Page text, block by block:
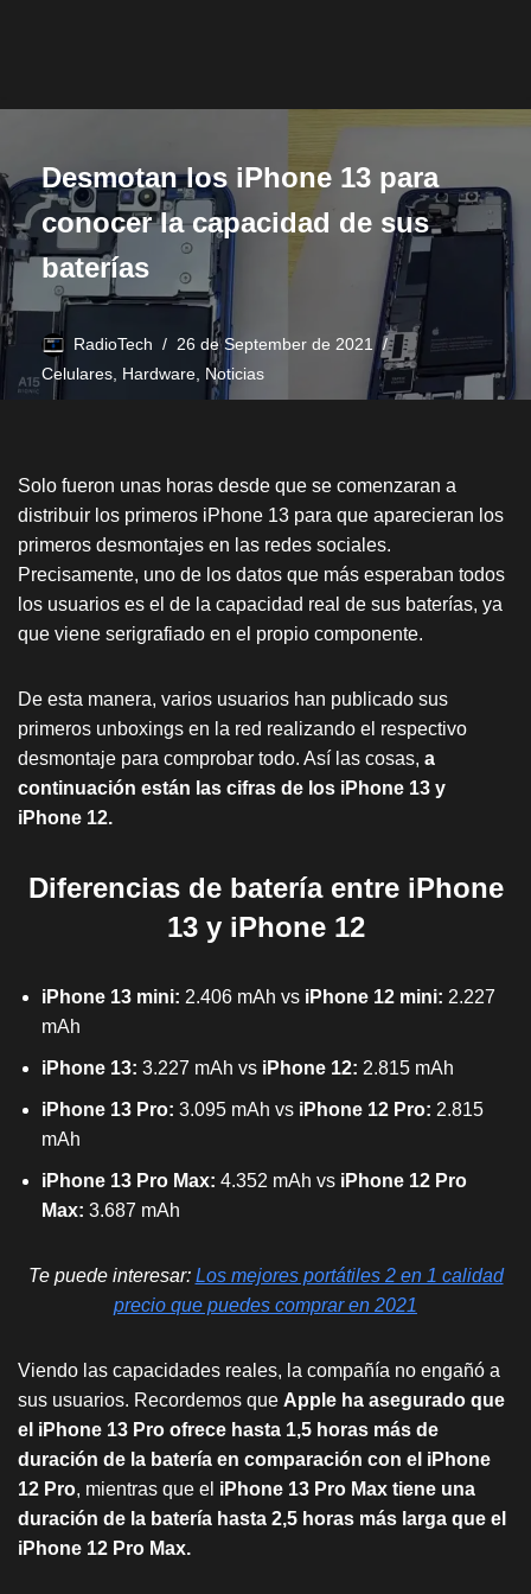
Desmotan los iPhone 13 para
conocer la capacidad de sus
baterías
RadioTech
26 de September de 2021
Celulares, Hardware, Noticias
Solo fueron unas horas desde que se comenzaran a
distribuir los primeros iPhone 13 para que aparecieran los
primeros desmontajes en las redes sociales.
Precisamente, uno de los datos que más esperaban todos
los usuarios es el de la capacidad real de sus baterías, ya
que viene serigrafiado en el propio componente.
De esta manera, varios usuarios han publicado sus
primeros unboxings en la red realizando el respectivo
desmontaje para comprobar todo. Así las cosas, a
continuación están las cifras de los iPhone 13 y
iPhone 12.
Diferencias de batería entre iPhone
13 y iPhone 12
iPhone 13 mini: 2.406 mAh vs iPhone 12 mini: 2.227
mAh
iPhone 13: 3.227 mAh vs iPhone 12: 2.815 mAh
iPhone 13 Pro: 3.095 mAh vs iPhone 12 Pro: 2.815
mAh
iPhone 13 Pro Max: 4.352 mAh vs iPhone 12 Pro
Max: 3.687 mAh
Te puede interesar: Los mejores portátiles 2 en 1 calidad
precio que puedes comprar en 2021
Viendo las capacidades reales, la compañía no engañó a
sus usuarios. Recordemos que Apple ha asegurado que
el iPhone 13 Pro ofrece hasta 1,5 horas más de
duración de la batería en comparación con el iPhone
12 Pro, mientras que el iPhone 13 Pro Max tiene una
duración de la batería hasta 2,5 horas más larga que el
iPhone 12 Pro Max.